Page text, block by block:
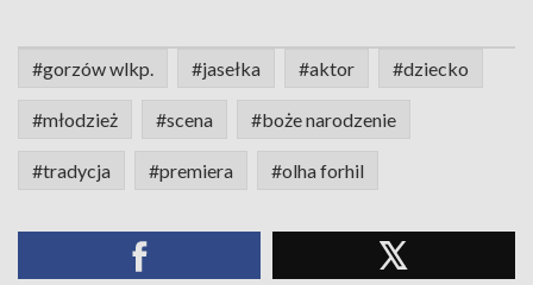
#gorzów wlkp. #jasełka #aktor #dziecko
#młodzież #scena #boże narodzenie
#tradycja #premiera #olha forhil